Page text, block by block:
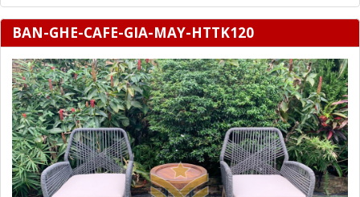
BAN-GHE-CAFE-GIA-MAY-HTTK120